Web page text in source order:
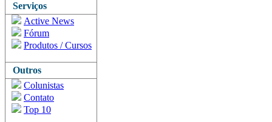
Serviços
Active News
Fórum
Produtos / Cursos
Outros
Colunistas
Contato
Top 10